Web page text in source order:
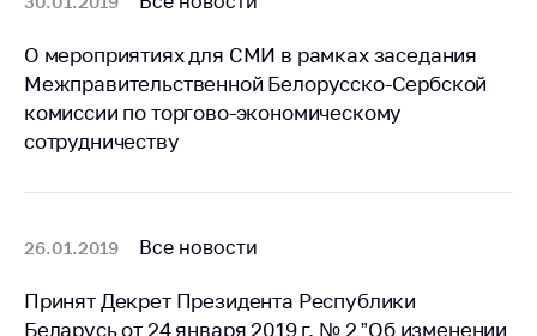
Соискателям
Награждения
Белорусская
универсальная
жизнь
Идеологическая
работа
О мероприятиях для СМИ в рамках заседания
Межправительственной Белорусско-Сербской
комиссии по торгово-экономическому
сотрудничеству
26.01.2019 Все новости
Принят Декрет Президента Республики
Беларусь от 24 января 2019 г. № 2 ”Об изменении